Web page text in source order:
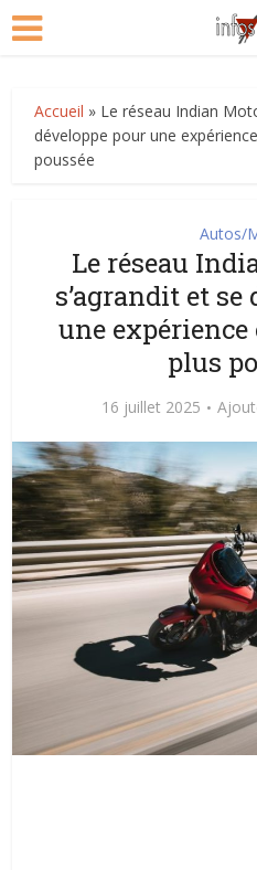
Accueil » Le réseau Indian
développe pour une
poussée
Autos/
Le réseau
s’agrandit et
une
plus
16 juillet 2025